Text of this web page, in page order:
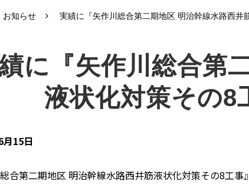
お知らせ 実績に『矢作川総合第二期地区 明治幹線水路西井
に『矢作川総合第
液状化対策その8
月15日
総合第二期地区 明治幹線水路西井筋液状化対策その8工事